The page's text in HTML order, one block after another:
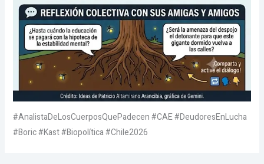
#AnalistaDeLosCuerposQuePadecen #CAE #DeudoresEnLucha
#Boric #Kast #Biopolítica #Chile2026